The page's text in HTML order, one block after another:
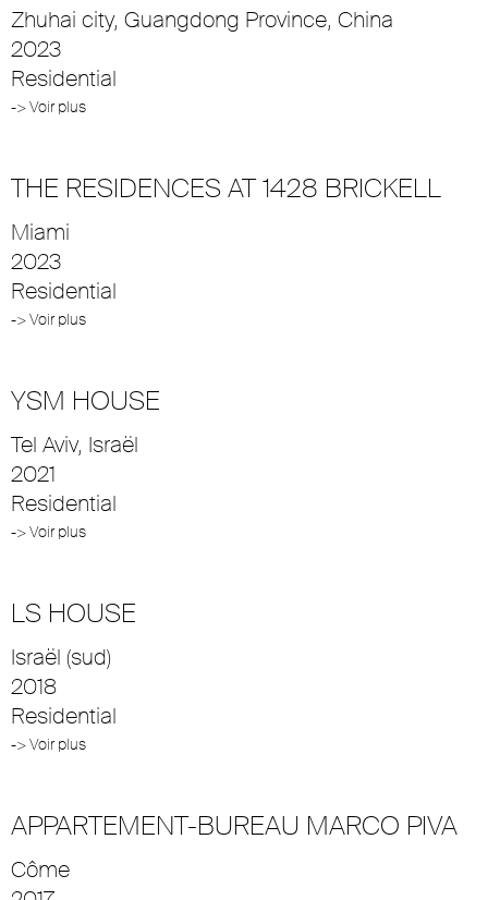
Zhuhai city, Guangdong Province, China
2023
Residential
-> Voir plus
THE RESIDENCES AT 1428 BRICKELL
Miami
2023
Residential
-> Voir plus
YSM HOUSE
Tel Aviv, Israël
2021
Residential
-> Voir plus
LS HOUSE
Israël (sud)
2018
Residential
-> Voir plus
APPARTEMENT-BUREAU MARCO PIVA
Côme